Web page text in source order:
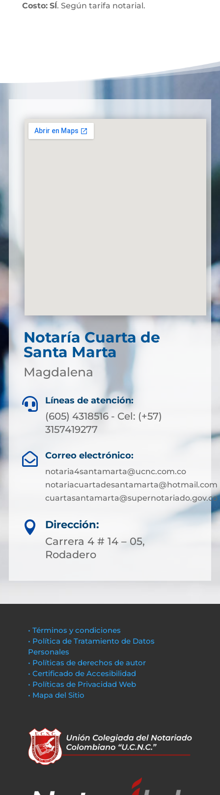
Costo: SÍ. Según tarifa notarial.
Notaría Cuarta de
Santa Marta
Magdalena
 Líneas de atención:
(605) 4318516 - Cel: (+57)
3157419277
 Correo electrónico:
notaria4santamarta@ucnc.com.co
notariacuartadesantamarta@hotmail.com
cuartasantamarta@supernotariado.gov.co

Dirección:
Carrera 4 # 14 – 05,
Rodadero
• Términos y condiciones
• Política de Tratamiento de Datos
Personales
• Políticas de derechos de autor
• Certificado de Accesibilidad
• Políticas de Privacidad Web
• Mapa del Sitio